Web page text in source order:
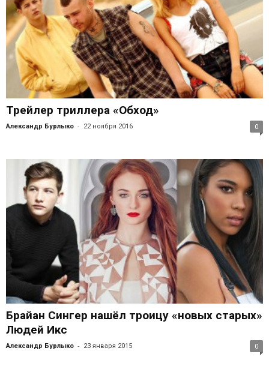
Трейлер триллера «Обход»
Александр Бурлыко - 22 ноября 2016 0
Брайан Сингер нашёл троицу «новых старых»
Людей Икс
Александр Бурлыко - 23 января 2015 0